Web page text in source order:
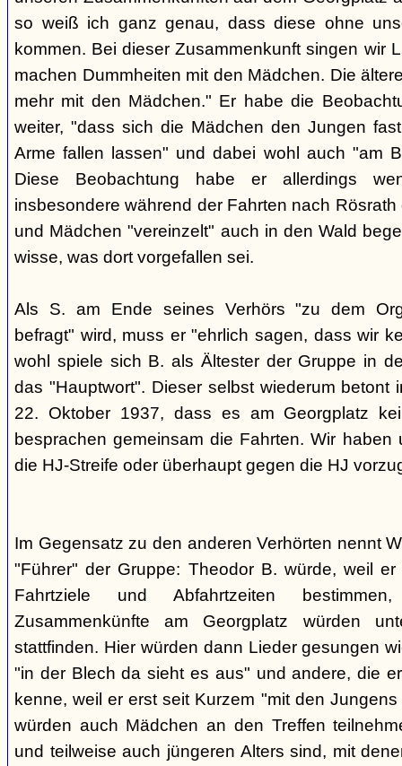
so weiß ich ganz genau, dass diese ohne
kommen. Bei dieser Zusammenkunft singen wir
machen Dummheiten mit den Mädchen. Die
mehr mit den Mädchen." Er habe die
weiter, "dass sich die Mädchen den Jungen
Arme fallen lassen" und dabei wohl auch "am
Diese Beobachtung habe er allerdings
insbesondere während der Fahrten nach
und Mädchen "vereinzelt" auch in den Wald
wisse, was dort vorgefallen sei.
Als S. am Ende seines Verhörs "zu dem
befragt" wird, muss er "ehrlich sagen, dass wir
wohl spiele sich B. als Ältester der Gruppe in
das "Hauptwort". Dieser selbst wiederum betont
22. Oktober 1937, dass es am Georgplatz
besprachen gemeinsam die Fahrten. Wir
die HJ-Streife oder überhaupt gegen die HJ
Im Gegensatz zu den anderen Verhörten nennt
"Führer" der Gruppe: Theodor B. würde, weil
Fahrtziele und Abfahrtzeiten
Zusammenkünfte am Georgplatz würden
stattfinden. Hier würden dann Lieder gesungen
"in der Blech da sieht es aus" und andere, die
kenne, weil er erst seit Kurzem "mit den
würden auch Mädchen an den Treffen
und teilweise auch jüngeren Alters sind, mit